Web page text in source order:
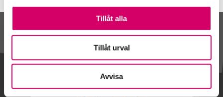
Tillåt alla
Tillåt urval
Avvisa
Kalendarium